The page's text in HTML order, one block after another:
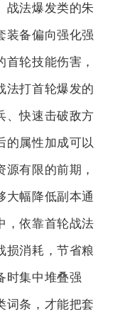
战法爆发类的朱
装备偏向强化强
轮技能伤害，
法打首轮爆发的
、快速击破敌方
的属性加成可以
有限的前期，
大幅降低副本通
，依靠首轮战法
损消耗，节省粮
时集中堆叠强
词条，才能把套